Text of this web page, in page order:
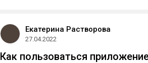
Екатерина Растворова
27.04.2022
Как пользоваться